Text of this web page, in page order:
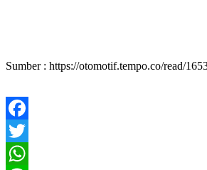
Sumber : https://otomotif.tempo.co/read/
Facebook
Twitter